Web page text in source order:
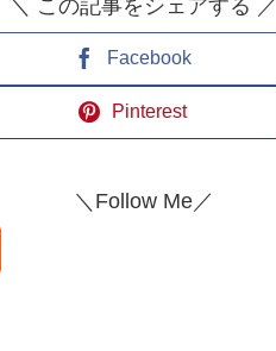
＼ この記事をシェアする ／
Facebook
Pinterest
＼Follow Me／